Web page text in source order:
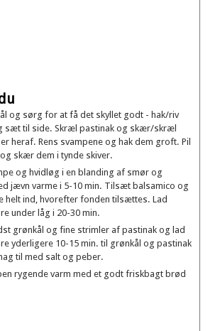
og sørg for at få det skyllet godt - hak/riv
sæt til side. Skræl pastinak og skær/skræl
heraf. Rens svampene og hak dem groft. Pil
skær dem i tynde skiver.
og hvidløg i en blanding af smør og
jævn varme i 5-10 min. Tilsæt balsamico og
helt ind, hvorefter fonden tilsættes. Lad
under låg i 20-30 min.
grønkål og fine strimler af pastinak og lad
yderligere 10-15 min. til grønkål og pastinak
til med salt og peber.
rygende varm med et godt friskbagt brød